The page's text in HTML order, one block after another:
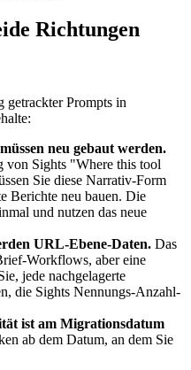
Richtungen
getrackter Prompts in
neu gebaut werden.
von Sights "Where this tool
Sie diese Narrativ-Form
Berichte neu bauen. Die
und nutzen das neue
URL-Ebene-Daten. Das
Workflows, aber eine
jede nachgelagerte
die Sights Nennungs-Anzahl-
ist am Migrationsdatum
ab dem Datum, an dem Sie